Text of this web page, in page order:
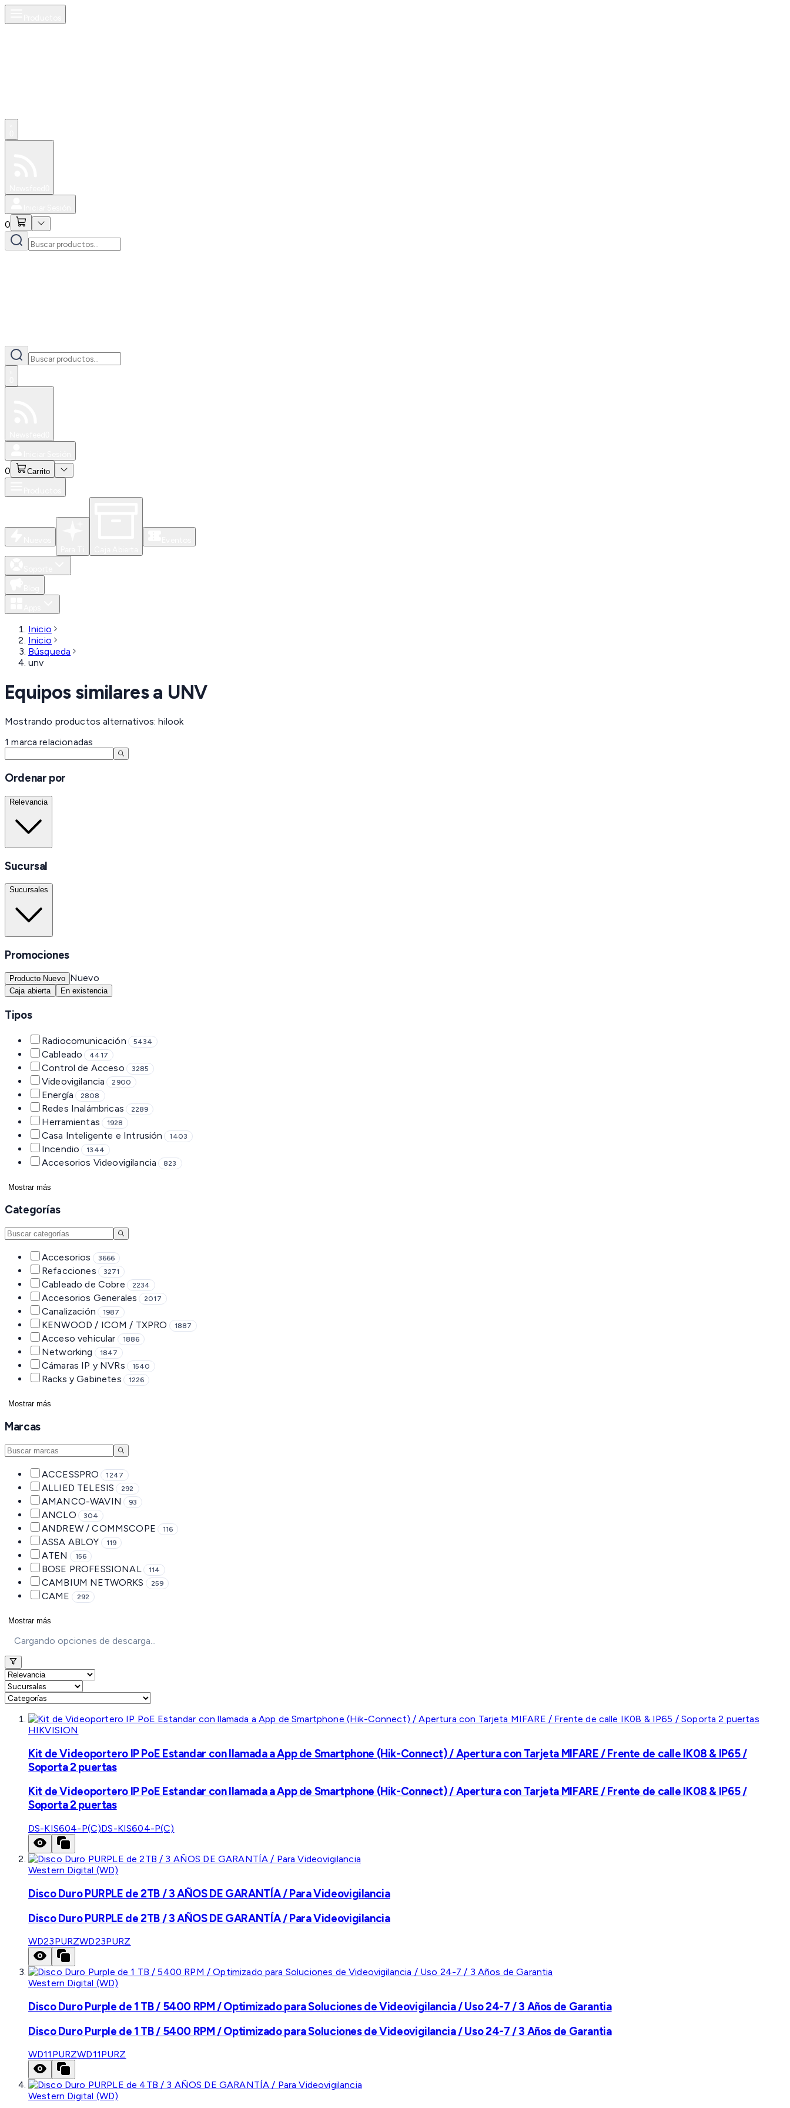
0
0 Carrito
Inicio
Inicio
Búsqueda
unv
Equipos similares a UNV
Mostrando productos alternativos: hilook
1 marca relacionadas
Ordenar por
Relevancia
Sucursal
Sucursales
Promociones
Producto Nuevo Nuevo
Caja abierta En existencia
Tipos
Radiocomunicación 5434
Cableado 4417
Control de Acceso 3285
Videovigilancia 2900
Energía 2808
Redes Inalámbricas 2289
Herramientas 1928
Casa Inteligente e Intrusión 1403
Incendio 1344
Accesorios Videovigilancia 823
Mostrar más
Categorías
Accesorios 3666
Refacciones 3271
Cableado de Cobre 2234
Accesorios Generales 2017
Canalización 1987
KENWOOD / ICOM / TXPRO 1887
Acceso vehicular 1886
Networking 1847
Cámaras IP y NVRs 1540
Racks y Gabinetes 1226
Mostrar más
Marcas
ACCESSPRO 1247
ALLIED TELESIS 292
AMANCO-WAVIN 93
ANCLO 304
ANDREW / COMMSCOPE 116
ASSA ABLOY 119
ATEN 156
BOSE PROFESSIONAL 114
CAMBIUM NETWORKS 259
CAME 292
Mostrar más
Cargando opciones de descarga...
HIKVISION
Kit de Videoportero IP PoE Estandar con llamada a App de Smartphone (Hik-Connect) / Apertura con Tarjeta MIFARE / Frente de calle IK08 & IP65 /
Soporta 2 puertas
Kit de Videoportero IP PoE Estandar con llamada a App de Smartphone (Hik-Connect) / Apertura con Tarjeta MIFARE / Frente de calle IK08 & IP65 /
Soporta 2 puertas
DS-KIS604-P(C)DS-KIS604-P(C)
Western Digital (WD)
Disco Duro PURPLE de 2TB / 3 AÑOS DE GARANTÍA / Para Videovigilancia
Disco Duro PURPLE de 2TB / 3 AÑOS DE GARANTÍA / Para Videovigilancia
WD23PURZWD23PURZ
Western Digital (WD)
Disco Duro Purple de 1 TB / 5400 RPM / Optimizado para Soluciones de Videovigilancia / Uso 24-7 / 3 Años de Garantia
Disco Duro Purple de 1 TB / 5400 RPM / Optimizado para Soluciones de Videovigilancia / Uso 24-7 / 3 Años de Garantia
WD11PURZWD11PURZ
Western Digital (WD)